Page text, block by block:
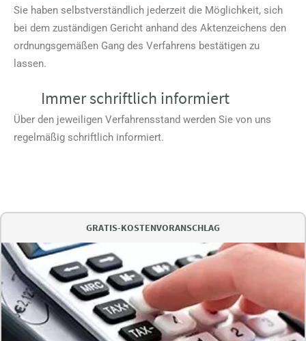
Sie haben selbstverständlich jederzeit die Möglichkeit, sich
bei dem zuständigen Gericht anhand des Aktenzeichens den
ordnungsgemäßen Gang des Verfahrens bestätigen zu
lassen.
Immer schriftlich informiert
Über den jeweiligen Verfahrensstand werden Sie von uns
regelmäßig schriftlich informiert.
GRATIS-KOSTENVORANSCHLAG